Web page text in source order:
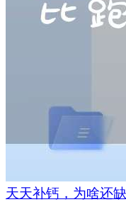
天天补钙，为啥还